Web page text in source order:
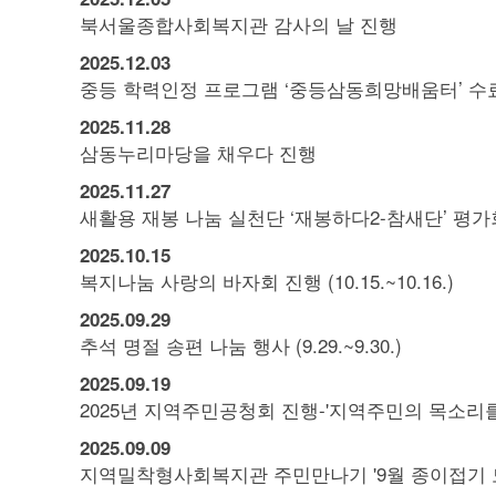
북서울종합사회복지관 감사의 날 진행
2025.12.03
중등 학력인정 프로그램 ‘중등삼동희망배움터’ 수
2025.11.28
삼동누리마당을 채우다 진행
2025.11.27
새활용 재봉 나눔 실천단 ‘재봉하다2-참새단’ 평가
2025.10.15
복지나눔 사랑의 바자회 진행 (10.15.~10.16.)
2025.09.29
추석 명절 송편 나눔 행사 (9.29.~9.30.)
2025.09.19
2025년 지역주민공청회 진행-'지역주민의 목소리
2025.09.09
지역밀착형사회복지관 주민만나기 '9월 종이접기